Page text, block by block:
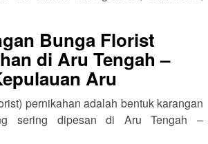
Bunga Florist
di Aru Tengah –
Aru
pernikahan adalah bentuk karangan
sering dipesan di Aru Tengah –